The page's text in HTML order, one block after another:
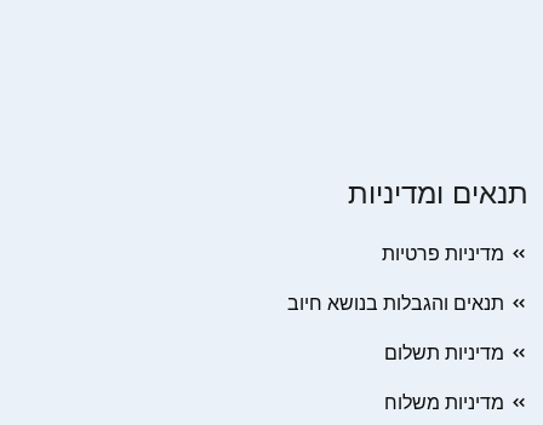
תנאים ומדיניות
מדיניות פרטיות
תנאים והגבלות בנושא חיוב
מדיניות תשלום
מדיניות משלוח